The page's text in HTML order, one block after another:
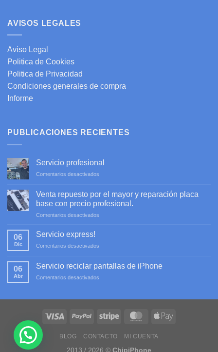
AVISOS LEGALES
Aviso Legal
Politica de Cookies
Politica de Privacidad
Condiciones generales de compra
Informe
PUBLICACIONES RECIENTES
Servicio profesional
Comentarios desactivados
profesional
Venta repuesto por el mayor y reparación placa
base con precio profesional.
Comentarios desactivados
y
profesional.
06
Dic
Servicio express!
Comentarios desactivados
express!
06
Abr
Servicio reciclar pantallas de iPhone
Comentarios desactivados
iPhone
BLOG CONTACTO MI CUENTA
2013 / 2026 © ChipiPhone